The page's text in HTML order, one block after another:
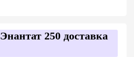
250 доставка